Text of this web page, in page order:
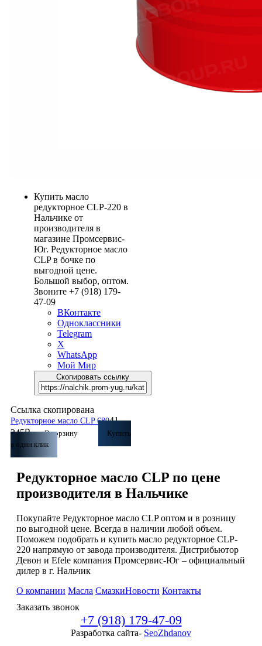
Купить масло
редукторное CLP-220 в
Нальчике от
производителя в
магазине Промсервис-
Юг. Редукторное масло
CLP в бочке по
выгодной цене.
Большой выбор, оптом.
Звоните +7 (918) 179-
47-09
ВКонтакте
Одноклассники
Telegram
X
WhatsApp
Мой Мир
Скопировать ссылку
Ссылка скопирована
Редукторное масло CLP 68041
345₽ В корзину
Купить
в один клик
Редукторное масло CLP по цене
производителя в Нальчике
Покупайте Редукторное масло CLP оптом и в розницу
по выгодной цене. Всегда в наличии любой объем.
Поможем подобрать и купить масло редукторное CLP-
220 напрямую от завода производителя. Дистрибьютор
Девон и Efele компания Промсервис-Юг – официальный
дилер в г. Нальчик
О компании Масла СмазкиНовости Контакты
Заказать звонок
+7 (918) 179-47-09
Разработка сайта- SeoZhdanov